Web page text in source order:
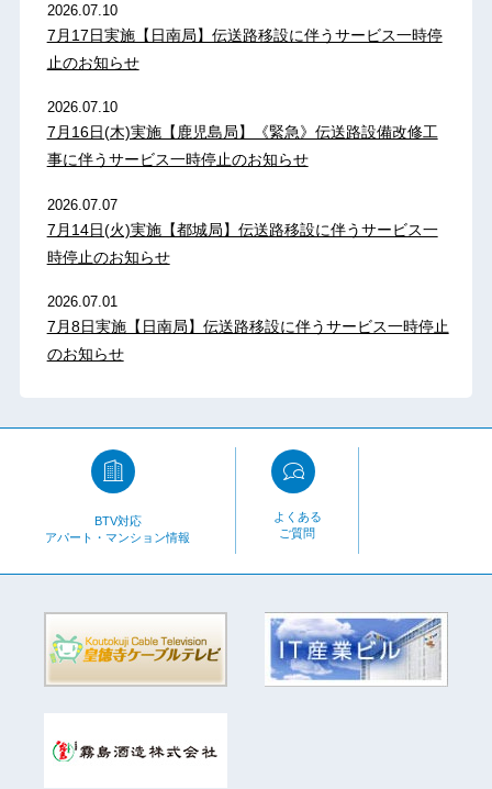
2026.07.10
7月17日実施【日南局】伝送路移設に伴うサービス一時停
止のお知らせ
2026.07.10
7月16日(木)実施【鹿児島局】《緊急》伝送路設備改修工
事に伴うサービス一時停止のお知らせ
2026.07.07
7月14日(火)実施【都城局】伝送路移設に伴うサービス一
時停止のお知らせ
2026.07.01
7月8日実施【日南局】伝送路移設に伴うサービス一時停止
のお知らせ
BTV対応
アパート・マンション情報
よくある
ご質問